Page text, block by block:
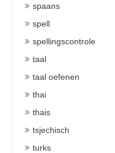
spaans
spell
spellingscontrole
taal
taal oefenen
thai
thais
tsjechisch
turks